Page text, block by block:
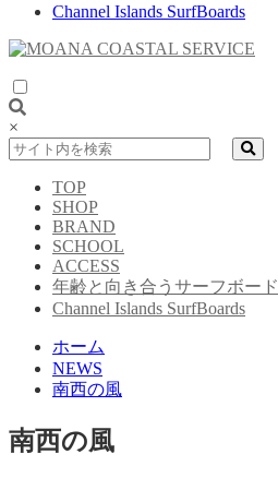
Channel Islands SurfBoards
×
TOP
SHOP
BRAND
SCHOOL
ACCESS
年齢と向き合うサーフボード
Channel Islands SurfBoards
ホーム
NEWS
南西の風
南西の風